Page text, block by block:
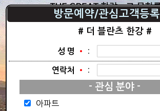
방문예약/관심고객등록
# 더 블란츠 한강 #
성 명 • :
연락처 • :
- 관심 분야 -
아파트